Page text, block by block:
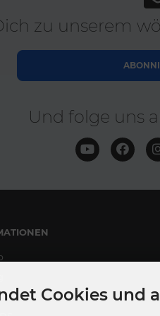
zu unserem
Und folge uns
Cookies und